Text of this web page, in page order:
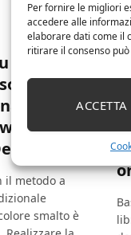
Per fornire le migliori
accedere alle
elaborare dati come il
ritirare il consenso
ACCETTA
del Piede
Fusione
il metodo a
smalto è